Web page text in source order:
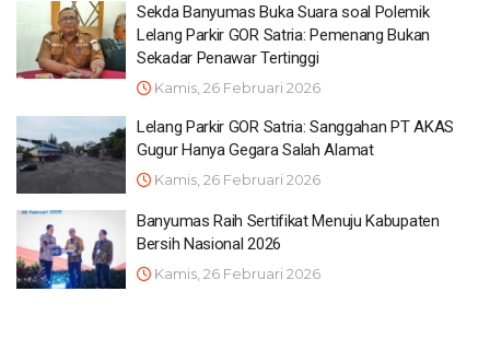
Sekda Banyumas Buka Suara soal Polemik
Lelang Parkir GOR Satria: Pemenang Bukan
Sekadar Penawar Tertinggi
Kamis, 26 Februari 2026
Lelang Parkir GOR Satria: Sanggahan PT AKAS
Gugur Hanya Gegara Salah Alamat
Kamis, 26 Februari 2026
Banyumas Raih Sertifikat Menuju Kabupaten
Bersih Nasional 2026
Kamis, 26 Februari 2026